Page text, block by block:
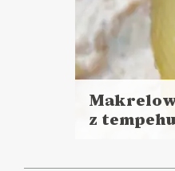
z tempehu